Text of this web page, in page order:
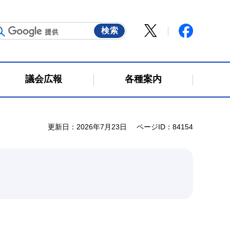
議会広報 各種案内
更新日：2026年7月23日 ページID：84154